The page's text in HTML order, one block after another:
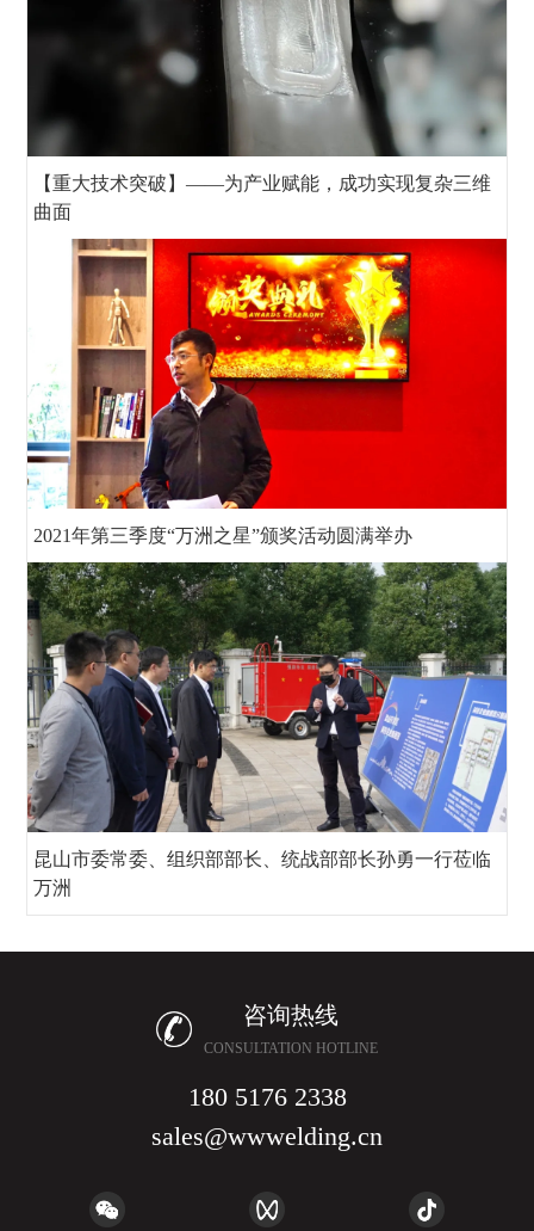
【重大技术突破】——为产业赋能，成功实现复杂三维
曲面
2021年第三季度“万洲之星”颁奖活动圆满举办
昆山市委常委、组织部部长、统战部部长孙勇一行莅临
万洲
咨询热线
CONSULTATION HOTLINE
180 5176 2338
sales@wwwelding.cn